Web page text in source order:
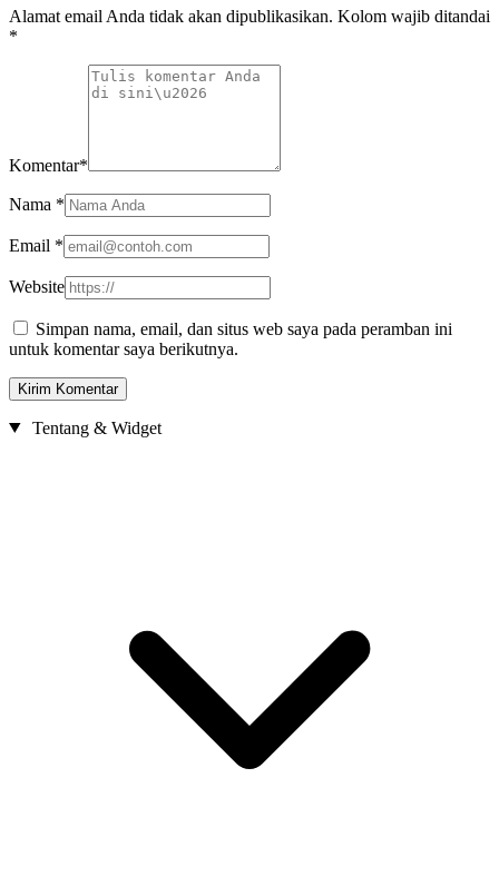
Alamat email Anda tidak akan dipublikasikan. Kolom wajib ditandai
*
Komentar*
Nama *
Email *
Website
Simpan nama, email, dan situs web saya pada peramban ini
untuk komentar saya berikutnya.
Tentang & Widget